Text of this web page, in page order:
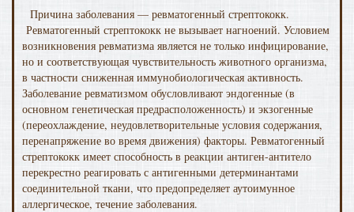
Причина заболевания — ревматогенный стреп­тококк.
Ревматогенный стрептококк не вызывает нагноений. Усло­вием
возникновения ревматизма является не только ин­фицирование,
но и соответствующая чувствительность животного организма,
в частности сниженная иммунобиоло­гическая активность.
Заболевание ревматизмом обусловливают эндогенные (в
основном генетическая предрасположенность) и экзогенные
(переохлаждение, неудовлетво­рительные условия содержания,
перенапряжение во время движения) факторы. Ревматогенный
стрептококк имеет способность в реакции антиген-антитело
перекрестно реагировать с антигенными детерминантами
соединитель­ной ткани, что предопределяет аутоимунное
аллергическое, течение заболевания.